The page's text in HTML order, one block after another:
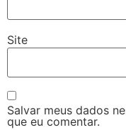
Site
Salvar meus dados
que eu comentar.